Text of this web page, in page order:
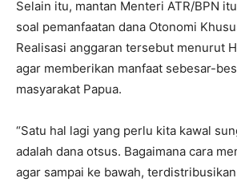
Selain itu, mantan Menteri ATR/BPN
soal pemanfaatan dana Otonomi
Realisasi anggaran tersebut menurut
agar memberikan manfaat sebesar-
masyarakat Papua.
“Satu hal lagi yang perlu kita kawal
adalah dana otsus. Bagaimana cara
agar sampai ke bawah,